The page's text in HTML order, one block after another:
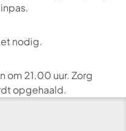
nodig.
om 21.00 uur. Zorg
opgehaald.